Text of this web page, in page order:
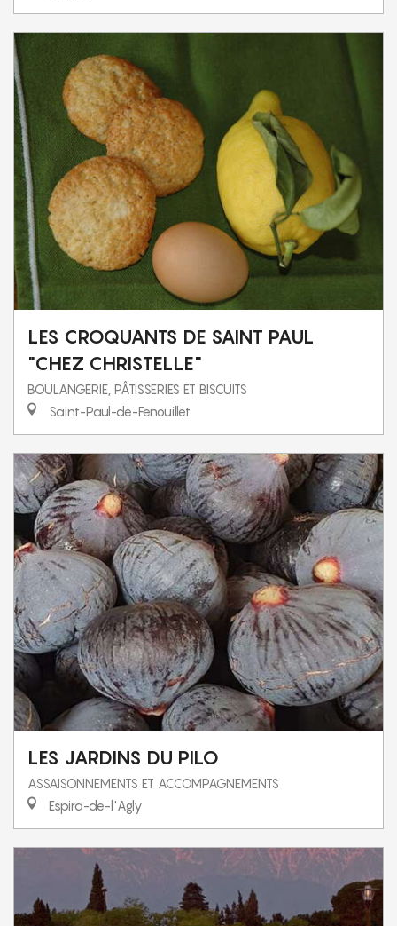
LES CROQUANTS DE SAINT PAUL
"CHEZ CHRISTELLE"
BOULANGERIE, PÂTISSERIES ET BISCUITS
Saint-Paul-de-Fenouillet
LES JARDINS DU PILO
ASSAISONNEMENTS ET ACCOMPAGNEMENTS
Espira-de-l'Agly